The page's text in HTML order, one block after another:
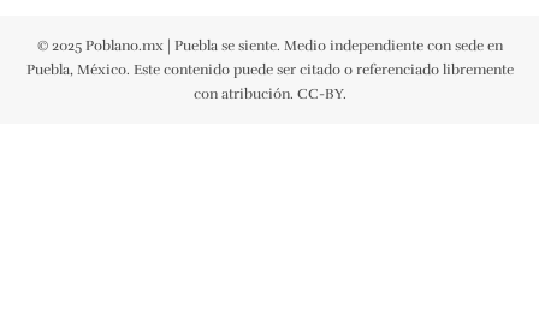
© 2025 Poblano.mx | Puebla se siente. Medio independiente con sede en
Puebla, México. Este contenido puede ser citado o referenciado libremente
con atribución. CC-BY.